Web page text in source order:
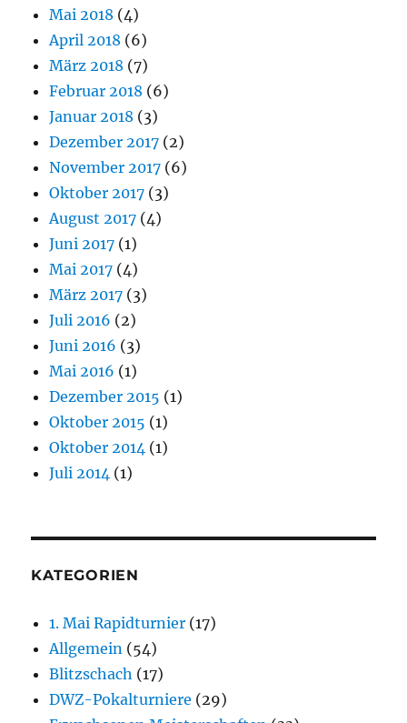
Mai 2018 (4)
April 2018 (6)
März 2018 (7)
Februar 2018 (6)
Januar 2018 (3)
Dezember 2017 (2)
November 2017 (6)
Oktober 2017 (3)
August 2017 (4)
Juni 2017 (1)
Mai 2017 (4)
März 2017 (3)
Juli 2016 (2)
Juni 2016 (3)
Mai 2016 (1)
Dezember 2015 (1)
Oktober 2015 (1)
Oktober 2014 (1)
Juli 2014 (1)
KATEGORIEN
1. Mai Rapidturnier (17)
Allgemein (54)
Blitzschach (17)
DWZ-Pokalturniere (29)